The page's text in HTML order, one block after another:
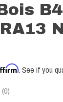
. See if you
à
(0)